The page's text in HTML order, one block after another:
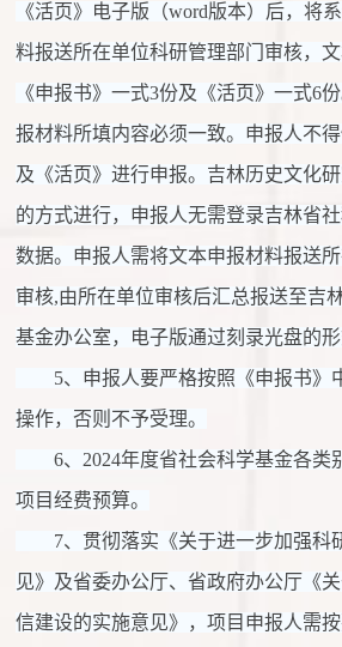
《活页》电子版（word版本）后，将
料报送所在单位科研管理部门审核，
《申报书》一式3份及《活页》一式6
报材料所填内容必须一致。申报人不得
及《活页》进行申报。吉林历史文化
的方式进行，申报人无需登录吉林省
数据。申报人需将文本申报材料报送所
审核,由所在单位审核后汇总报送至吉
基金办公室，电子版通过刻录光盘的形
5、申报人要严格按照《申报书》
操作，否则不予受理。
6、2024年度省社会科学基金各类
项目经费预算。
7、贯彻落实《关于进一步加强科
见》及省委办公厅、省政府办公厅《
信建设的实施意见》，项目申报人需按